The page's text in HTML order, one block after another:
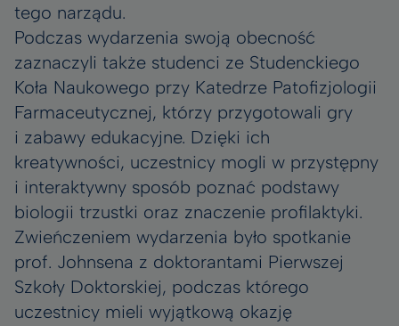
tego narządu.
Podczas wydarzenia swoją obecność
zaznaczyli także studenci ze Studenckiego
Koła Naukowego przy Katedrze Patofizjologii
Farmaceutycznej, którzy przygotowali gry
i zabawy edukacyjne. Dzięki ich
kreatywności, uczestnicy mogli w przystępny
i interaktywny sposób poznać podstawy
biologii trzustki oraz znaczenie profilaktyki.
Zwieńczeniem wydarzenia było spotkanie
prof. Johnsena z doktorantami Pierwszej
Szkoły Doktorskiej, podczas którego
uczestnicy mieli wyjątkową okazję